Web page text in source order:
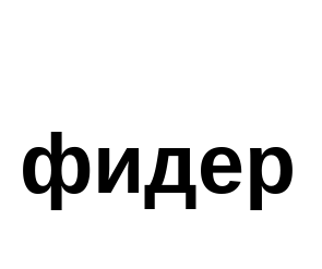
фидер